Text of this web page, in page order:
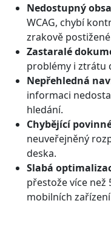
Nedostupný
WCAG, chybí
zrakově
Zastaralé
problémy i ztrátu
Nepřehledná
informaci
hledání.
Chybějící
neuveřejněný
deska.
Slabá
přestože více než
mobilních